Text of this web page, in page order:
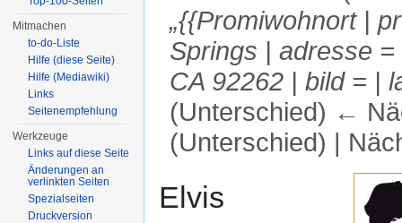
„{{Promiwohnort |
Springs | adresse
CA 92262 | bild = |
(Unterschied) ←
(Unterschied) |
Elvis
Mitmachen
to-do-Liste
Hilfe (diese Seite)
Hilfe (Mediawiki)
Links
Seitenempfehlung
Werkzeuge
Links auf diese Seite
Änderungen an
verlinkten Seiten
Spezialseiten
Druckversion